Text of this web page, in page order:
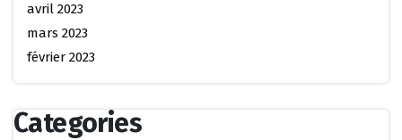
avril 2023
mars 2023
février 2023
Categories